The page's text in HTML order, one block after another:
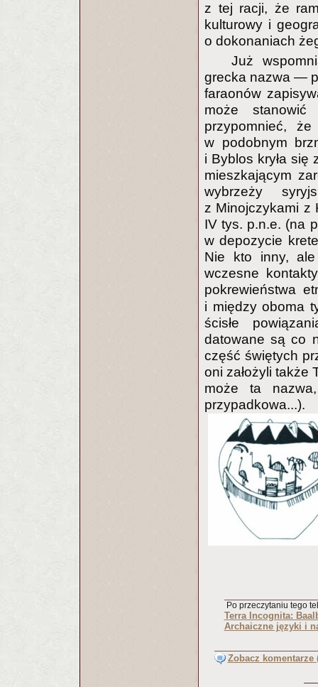
z tej racji, że
kulturowy i
o dokonaniach
Już
grecka nazwa —
faraonów
może
przypomnieć,
w podobnym
i Byblos kryła się
mieszkającym
wybrzeży
z Minojczykami
IV tys. p.n.e. (na
w depozycie
Nie kto inny, ale
wczesne
pokrewieństwa
i między oboma
ścisłe
datowane są co
część świętych
oni założyli także
może ta
przypadkowa...).
Po przeczytaniu tego
Terra Incognita:
Archaiczne języki i
Zobacz komentarze